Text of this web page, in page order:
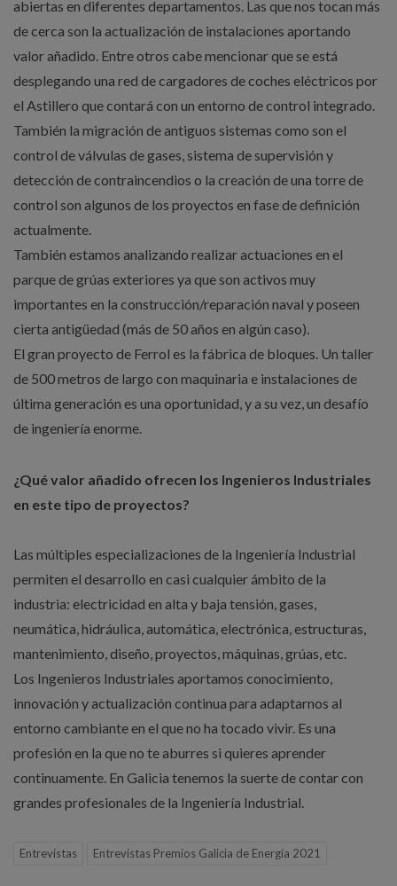
abiertas en diferentes departamentos. Las que nos tocan más
de cerca son la actualización de instalaciones aportando
valor añadido. Entre otros cabe mencionar que se está
desplegando una red de cargadores de coches eléctricos por
el Astillero que contará con un entorno de control integrado.
También la migración de antiguos sistemas como son el
control de válvulas de gases, sistema de supervisión y
detección de contraincendios o la creación de una torre de
control son algunos de los proyectos en fase de definición
actualmente.
También estamos analizando realizar actuaciones en el
parque de grúas exteriores ya que son activos muy
importantes en la construcción/reparación naval y poseen
cierta antigüedad (más de 50 años en algún caso).
El gran proyecto de Ferrol es la fábrica de bloques. Un taller
de 500 metros de largo con maquinaria e instalaciones de
última generación es una oportunidad, y a su vez, un desafío
de ingeniería enorme.
¿Qué valor añadido ofrecen los Ingenieros Industriales
en este tipo de proyectos?
Las múltiples especializaciones de la Ingeniería Industrial
permiten el desarrollo en casi cualquier ámbito de la
industria: electricidad en alta y baja tensión, gases,
neumática, hidráulica, automática, electrónica, estructuras,
mantenimiento, diseño, proyectos, máquinas, grúas, etc.
Los Ingenieros Industriales aportamos conocimiento,
innovación y actualización continua para adaptarnos al
entorno cambiante en el que no ha tocado vivir. Es una
profesión en la que no te aburres si quieres aprender
continuamente. En Galicia tenemos la suerte de contar con
grandes profesionales de la Ingeniería Industrial.
Entrevistas Entrevistas Premios Galicia de Energía 2021